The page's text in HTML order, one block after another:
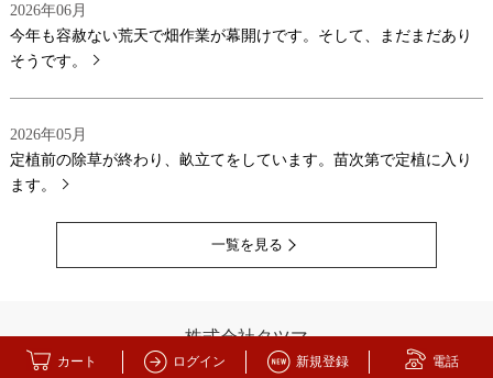
カート ログイン 新規登録 電話
2026年06月
今年も容赦ない荒天で畑作業が幕開けです。そして、まだまだあり
そうです。
2026年05月
定植前の除草が終わり、畝立てをしています。苗次第で定植に入り
ます。
一覧を見る
株式会社タツマ
静岡県静岡市清水区木の下町327-3